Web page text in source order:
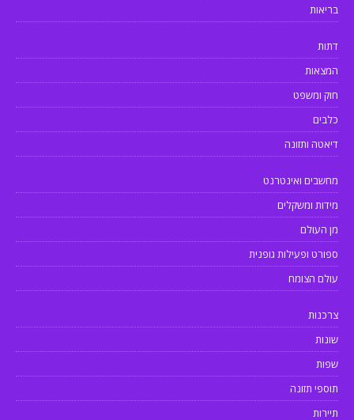
בריאות
דתות
המצאות
חוק ומשפט
כלבים
דיאטה ותזונה
מחשבים ואינטרנט
מידות ומשקלים
מן העולם
ספורט ופעילות גופנית
עולם הצומח
צרכנות
שונות
שפות
תוספי תזונה
תיירות